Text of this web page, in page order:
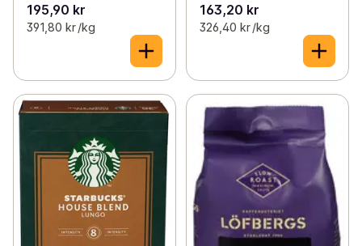
195,90 kr
391,80 kr /kg
163,20 kr
326,40 kr /kg